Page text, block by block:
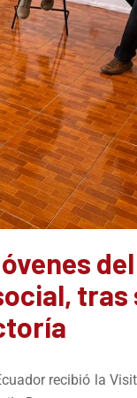
tras
recibió la